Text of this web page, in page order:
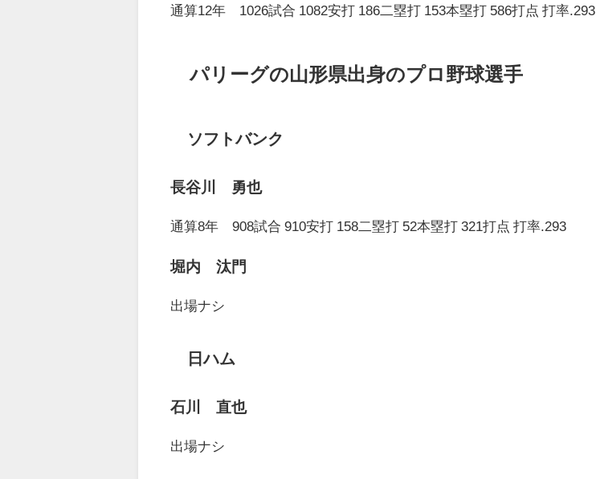
通算12年 1026試合 1082安打 186二塁打 153本塁打 586打点 打率.293
パリーグの山形県出身のプロ野球選手
ソフトバンク
長谷川 勇也
通算8年 908試合 910安打 158二塁打 52本塁打 321打点 打率.293
堀内 汰門
出場ナシ
日ハム
石川 直也
出場ナシ